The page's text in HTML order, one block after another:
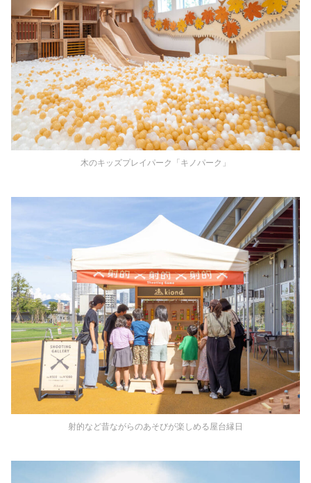
木のキッズプレイパーク「キノパーク」
射的など昔ながらのあそびが楽しめる屋台縁日